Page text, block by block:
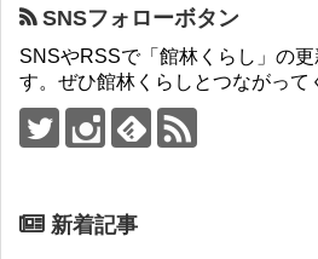
SNSフォローボタン
SNSやRSSで「館林くらし」の
す。ぜひ館林くらしとつながって
新着記事